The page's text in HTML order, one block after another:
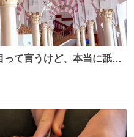
って言うけど、本当に舐め
テル🏛🏨 だってロビーから
ズニーホテル泊まってる
ってる